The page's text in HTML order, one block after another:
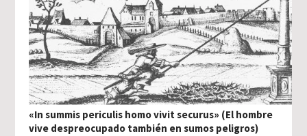
«In summis periculis homo vivit securus» (El hombre
vive despreocupado también en sumos peligros)